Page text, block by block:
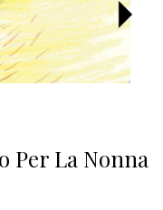
Per La Nonna